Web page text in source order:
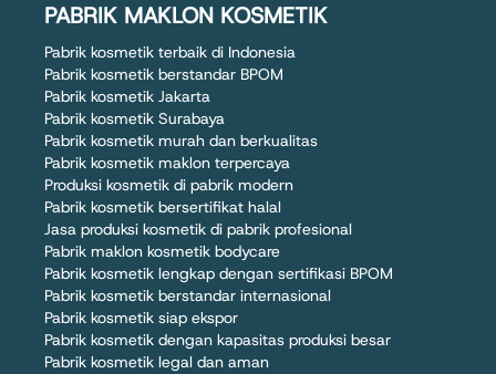
PABRIK MAKLON KOSMETIK
Pabrik kosmetik terbaik di Indonesia
Pabrik kosmetik berstandar BPOM
Pabrik kosmetik Jakarta
Pabrik kosmetik Surabaya
Pabrik kosmetik murah dan berkualitas
Pabrik kosmetik maklon terpercaya
Produksi kosmetik di pabrik modern
Pabrik kosmetik bersertifikat halal
Jasa produksi kosmetik di pabrik profesional
Pabrik maklon kosmetik bodycare
Pabrik kosmetik lengkap dengan sertifikasi BPOM
Pabrik kosmetik berstandar internasional
Pabrik kosmetik siap ekspor
Pabrik kosmetik dengan kapasitas produksi besar
Pabrik kosmetik legal dan aman